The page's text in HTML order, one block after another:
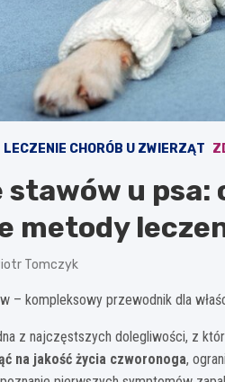
LECZENIE CHORÓB U ZWIERZĄT
stawów u psa:
metody
Tomczyk
– kompleksowy przewodnik dla
z najczęstszych dolegliwości, z
na jakość życia czworonoga,